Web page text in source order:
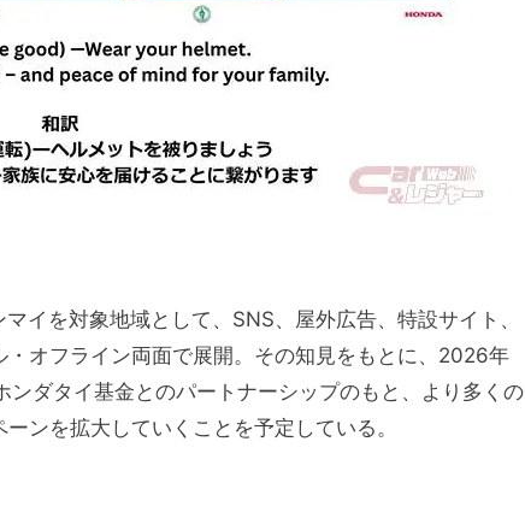
イを対象地域として、SNS、屋外広告、特設サイト、
オフライン両面で展開。その知見をもとに、2026年
ダタイ基金とのパートナーシップのもと、より多くの
ンを拡大していくことを予定している。